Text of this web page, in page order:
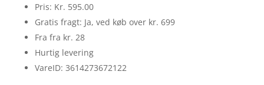
Pris: Kr. 595.00
Gratis fragt: Ja, ved køb over kr. 699
Fra fra kr. 28
Hurtig levering
VareID: 3614273672122